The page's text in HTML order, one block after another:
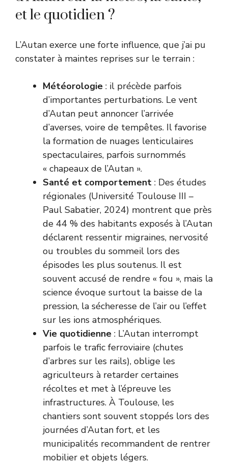
et le quotidien ?
L’Autan exerce une forte influence, que j’ai pu
constater à maintes reprises sur le terrain :
Météorologie : il précède parfois
d’importantes perturbations. Le vent
d’Autan peut annoncer l’arrivée
d’averses, voire de tempêtes. Il favorise
la formation de nuages lenticulaires
spectaculaires, parfois surnommés
« chapeaux de l’Autan ».
Santé et comportement : Des études
régionales (Université Toulouse III –
Paul Sabatier, 2024) montrent que près
de 44 % des habitants exposés à l’Autan
déclarent ressentir migraines, nervosité
ou troubles du sommeil lors des
épisodes les plus soutenus. Il est
souvent accusé de rendre « fou », mais la
science évoque surtout la baisse de la
pression, la sécheresse de l’air ou l’effet
sur les ions atmosphériques.
Vie quotidienne : L’Autan interrompt
parfois le trafic ferroviaire (chutes
d’arbres sur les rails), oblige les
agriculteurs à retarder certaines
récoltes et met à l’épreuve les
infrastructures. À Toulouse, les
chantiers sont souvent stoppés lors des
journées d’Autan fort, et les
municipalités recommandent de rentrer
mobilier et objets légers.